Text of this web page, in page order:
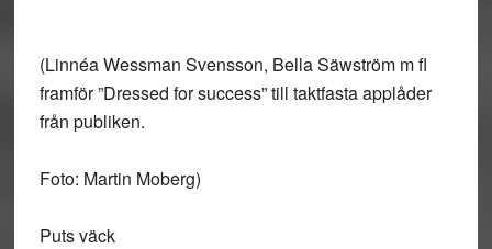
(Linnéa Wessman Svensson, Bella Säwström m fl
framför ”Dressed for success” till taktfasta applåder
från publiken.
Foto: Martin Moberg)
Puts väck